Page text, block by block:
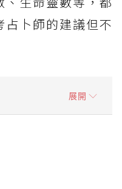
卜師的建議但不
展開